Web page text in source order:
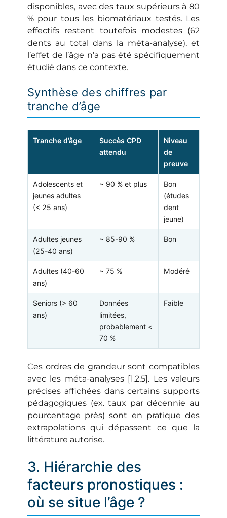
disponibles, avec des taux supérieurs à 80
% pour tous les biomatériaux testés. Les
effectifs restent toutefois modestes (62
dents au total dans la méta-analyse), et
l’effet de l’âge n’a pas été spécifiquement
étudié dans ce contexte.
Synthèse des chiffres par
tranche d’âge
Tranche d’âge
Succès CPD
attendu
Niveau
de
preuve
Adolescents et
jeunes adultes
(< 25 ans)
~ 90 % et plus
Bon
(études
dent
jeune)
Adultes jeunes
(25-40 ans)
~ 85-90 % Bon
Adultes (40-60
ans)
~ 75 % Modéré
Seniors (> 60
ans)
Données
limitées,
probablement <
70 %
Faible
Ces ordres de grandeur sont compatibles
avec les méta-analyses [1,2,5]. Les valeurs
précises affichées dans certains supports
pédagogiques (ex. taux par décennie au
pourcentage près) sont en pratique des
extrapolations qui dépassent ce que la
littérature autorise.
3. Hiérarchie des
facteurs pronostiques :
où se situe l’âge ?